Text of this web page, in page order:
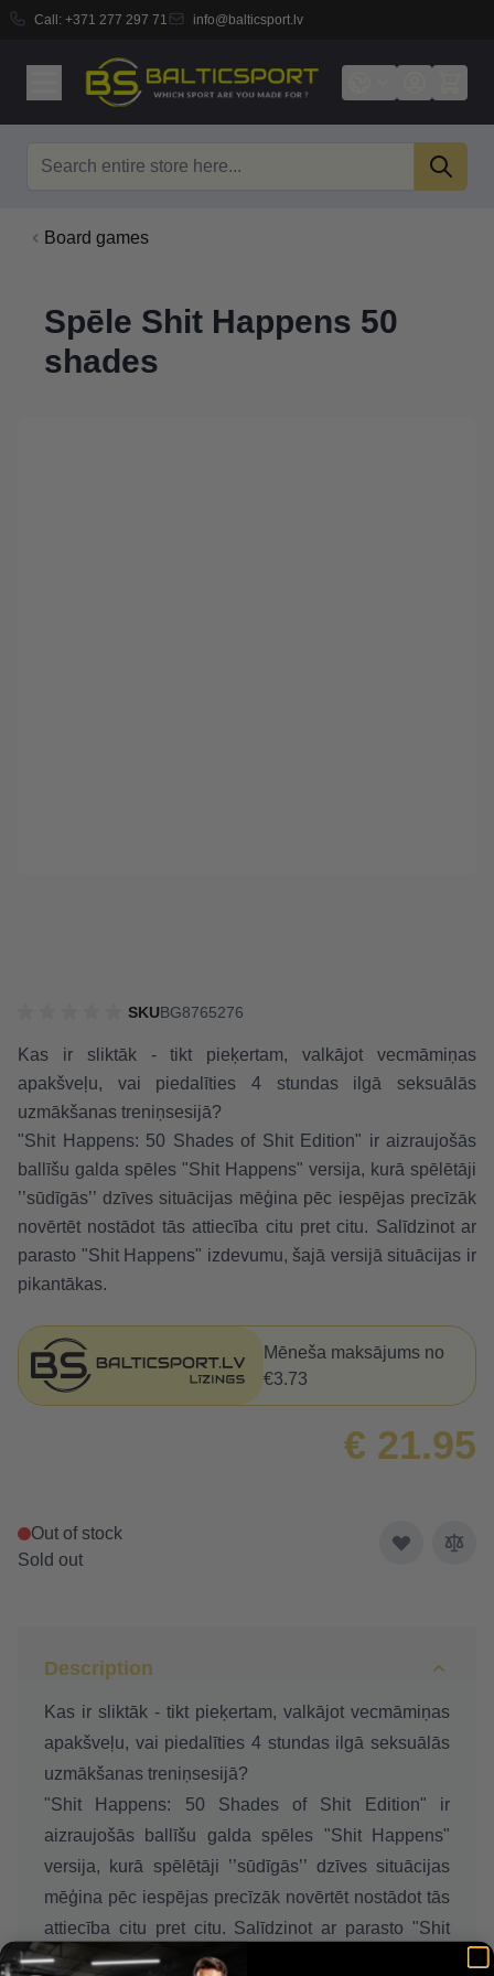
Call: +371 277 297 71 info@balticsport.lv
Board games
Spēle Shit Happens 50
shades
SKUBG8765276
Kas ir sliktāk - tikt pieķertam, valkājot vecmāmiņas
apakšveļu, vai piedalīties 4 stundas ilgā seksuālās
uzmākšanas treniņsesijā?
"Shit Happens: 50 Shades of Shit Edition" ir aizraujošās
ballīšu galda spēles "Shit Happens" versija, kurā spēlētāji
’’sūdīgās’’ dzīves situācijas mēģina pēc iespējas precīzāk
novērtēt nostādot tās attiecība citu pret citu. Salīdzinot ar
parasto "Shit Happens" izdevumu, šajā versijā situācijas ir
pikantākas.
Mēneša maksājums no
€3.73
€ 21.95
Out of stock
Sold out
Description
Kas ir sliktāk - tikt pieķertam, valkājot vecmāmiņas
apakšveļu, vai piedalīties 4 stundas ilgā seksuālās
uzmākšanas treniņsesijā?
"Shit Happens: 50 Shades of Shit Edition" ir
aizraujošās ballīšu galda spēles "Shit Happens"
versija, kurā spēlētāji ’’sūdīgās’’ dzīves situācijas
mēģina pēc iespējas precīzāk novērtēt nostādot tās
attiecība citu pret citu. Salīdzinot ar parasto "Shit
Happens" izdevumu, šajā versijā situācijas ir